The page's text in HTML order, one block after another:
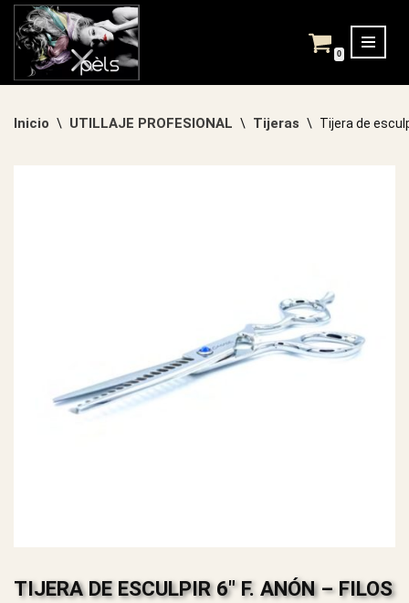
Saltar
0
Inicio \ UTILLAJE PROFESIONAL \ Tijeras \ Tijera de
TIJERA DE ESCULPIR 6″ F. ANÓN – FILOS